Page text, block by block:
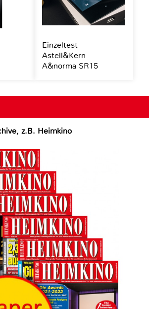
z.B. Heimkino
Einzeltest
Astell&Kern
A&norma SR15